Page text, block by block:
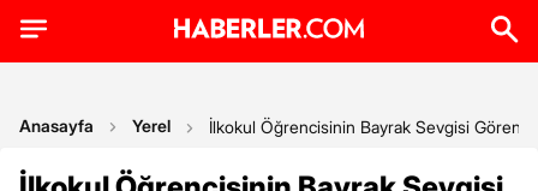
Anasayfa Yerel İlkokul Öğrencisinin Bayrak Sevgisi